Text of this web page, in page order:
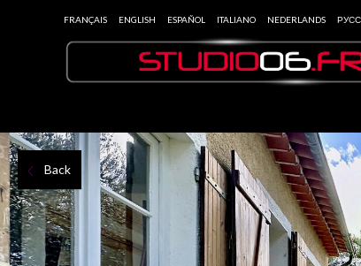
FRANÇAIS ENGLISH ESPAÑOL ITALIANO NEDERLANDS
Back